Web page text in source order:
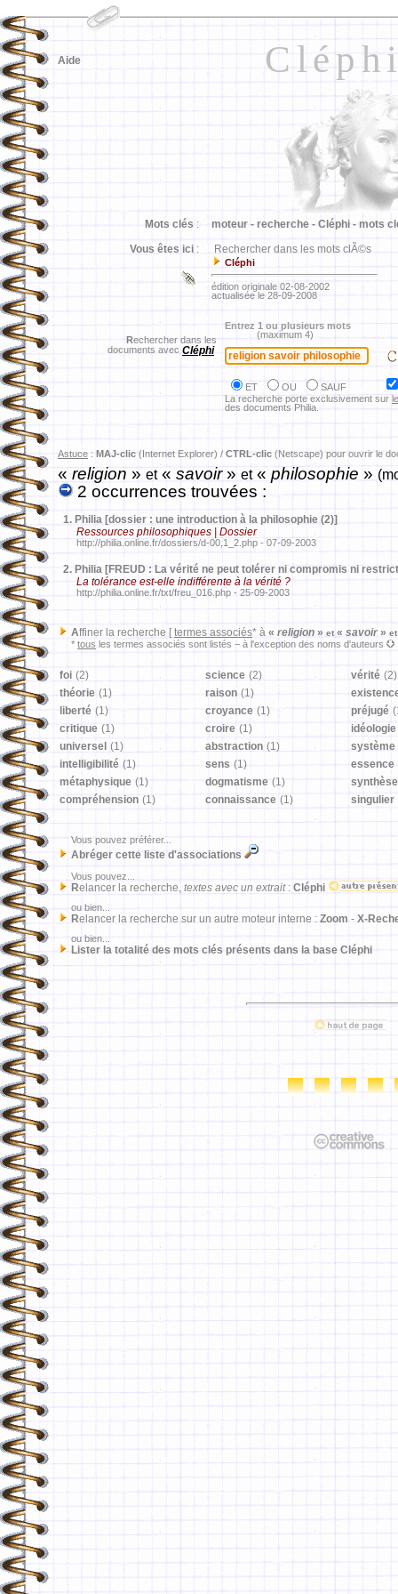
Aide
Mots clés : moteur - recherche - Cléphi - mots
Vous êtes ici : Rechercher dans les mots clÃ©s
Cléphi
édition originale 02-08-2002
actualisée le 28-09-2008
Rechercher dans les
documents avec Cléphi
Entrez 1 ou plusieurs mots
(maximum 4)
ET OU
SAUF
La recherche porte exclusivement sur
des documents Philia.
Astuce : MAJ-clic (Internet Explorer) / CTRL-clic (Netscape) pour ouvrir le
«religion» et« savoir» et« philosophie »
2 occurrences trouvées :
1. Philia [dossier : une introduction à la philosophie (2)]
Ressources philosophiques | Dossier
http://philia.online.fr/dossiers/d-00,1_2.php - 07-09-2003
2. Philia [FREUD : La vérité ne peut tolérer ni compromis ni
La tolérance est-elle indifférente à la vérité ?
http://philia.online.fr/txt/freu_016.php - 25-09-2003
Affiner la recherche [ termes associés* à « religion » et« savoir » et
* tous les termes associés sont listés − à l'exception des noms d'auteurs
foi (2) science (2) vérité (2)
théorie (1) raison (1)
liberté (1) croyance (1) préjugé
critique (1) croire (1)
idéologie
universel (1) abstraction (1)
système
intelligibilité (1) sens (1)
essence
métaphysique (1) dogmatisme (1)
synthèse
compréhension (1) connaissance (1) singulier
Vous pouvez préférer...
Abréger cette liste d'associations
Vous pouvez...
Relancer la recherche, textes avec un extrait: Cléphi
ou bien...
Relancer la recherche sur un autre moteur interne : Zoom - X-
ou bien...
Lister la totalité des mots clés présents dans la base Cléphi